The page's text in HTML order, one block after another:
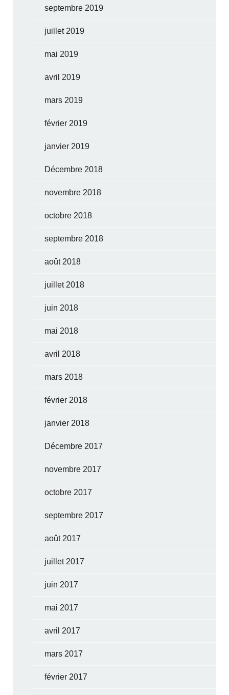
septembre 2019
juillet 2019
mai 2019
avril 2019
mars 2019
février 2019
janvier 2019
Décembre 2018
novembre 2018
octobre 2018
septembre 2018
août 2018
juillet 2018
juin 2018
mai 2018
avril 2018
mars 2018
février 2018
janvier 2018
Décembre 2017
novembre 2017
octobre 2017
septembre 2017
août 2017
juillet 2017
juin 2017
mai 2017
avril 2017
mars 2017
février 2017